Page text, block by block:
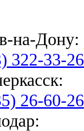
на-Дону:
322-33-26
26-60-26